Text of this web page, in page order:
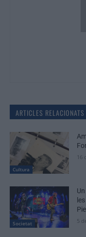
ARTICLES RELACIONATS
Cultura
16
Societat 5